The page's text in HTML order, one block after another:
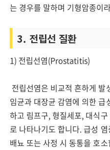
는 경우를 말하며 기형암종이
3. 전립선 질환
1) 전립선염(Prostatitis)
전립선염은 비교적 흔하게
임균과 대장균 감염에 의한
하고 림프구, 형질세포, 대식
로 나타나기도 합니다. 급성
배뇨 또는 사정 시 동통을 호